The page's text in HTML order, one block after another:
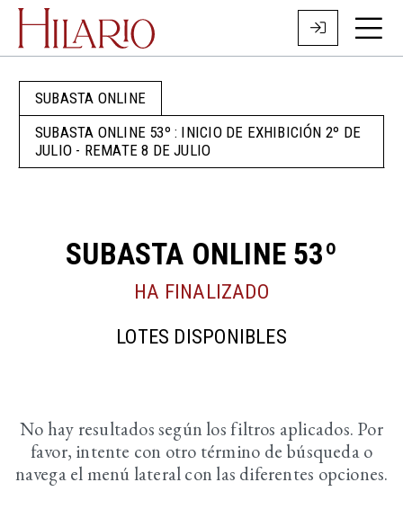
SUBASTA ONLINE
SUBASTA ONLINE 53º : INICIO DE EXHIBICIÓN 2º DE
JULIO - REMATE 8 DE JULIO
SUBASTA ONLINE 53º
HA FINALIZADO
LOTES DISPONIBLES
No hay resultados según los filtros aplicados. Por
favor, intente con otro término de búsqueda o
navega el menú lateral con las diferentes opciones.